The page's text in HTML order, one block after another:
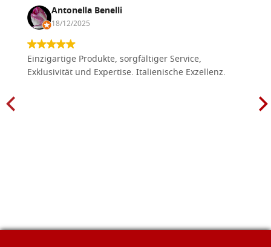
Antonella Benelli
18/12/2025
Einzigartige Produkte, sorgfältiger Service,
Exklusivität und Expertise. Italienische Exzellenz.